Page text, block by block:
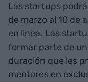
Las startups
de marzo al 10 de
en linea. Las
formar parte de
duración que les
mentores en